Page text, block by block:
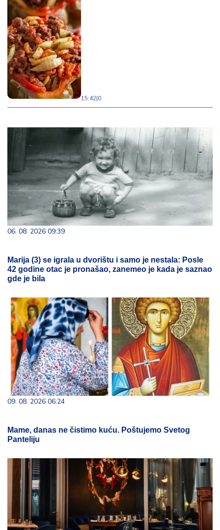
15:42|0
06. 08. 2026 09:39
Marija (3) se igrala u dvorištu i samo je nestala: Posle
42 godine otac je pronašao, zanemeo je kada je saznao
gde je bila
09. 08. 2026 06:24
Mame, danas ne čistimo kuću. Poštujemo Svetog
Panteliju